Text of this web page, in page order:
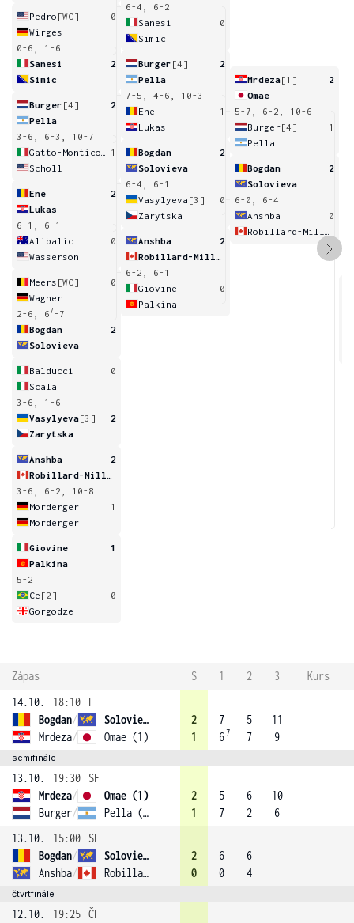
Pedro [WC]
0
Wirges
0-6, 1-6
Sanesi
2
Simic
Burger [4]
2
Pella
3-6, 6-3, 10-7
1
Scholl
Ene
2
Lukas
6-1, 6-1
Alibalic
0
Wasserson
Meers [WC]
0
Wagner
2-6, 67-7
Bogdan
2
Solovieva
Balducci
0
Scala
3-6, 1-6
Vasylyeva[3]
2
Zarytska
Anshba
2
3-6, 6-2, 10-8
Morderger
1
Morderger
Giovine
1
Palkina
5-2
Ce [2]
0
Gorgodze
6-4, 6-2
Sanesi
0
Simic
Burger [4]
2
Pella
7-5, 4-6, 10-3
Ene
1
Lukas
Bogdan
2
Solovieva
6-4, 6-1
Vasylyeva [3]
0
Zarytska
Anshba
2
6-2, 6-1
Giovine
0
Palkina
Mrdeza[1]
2
Omae
5-7, 6-2, 10-6
Burger[4]
1
Pella
Bogdan
2
Solovieva
6-0, 6-4
Anshba
0
Zápas S 1 2 3
Kurs
14.10.
18:10
F
Bogdan/
Solovieva
Mrdeza/ Omae (1)
2
1
7
67
5
7
11
9
semifinále
13.10. 19:30
SF
Mrdeza/
Omae (1)
Burger/ Pella (4)
2
1
5
7
6
2
10
6
13.10.
15:00
SF
Bogdan/
Solovieva
Anshba/ Robillard-Millette
2
0
6
0
6
4
čtvrtfinále
12.10. 19:25 ČF